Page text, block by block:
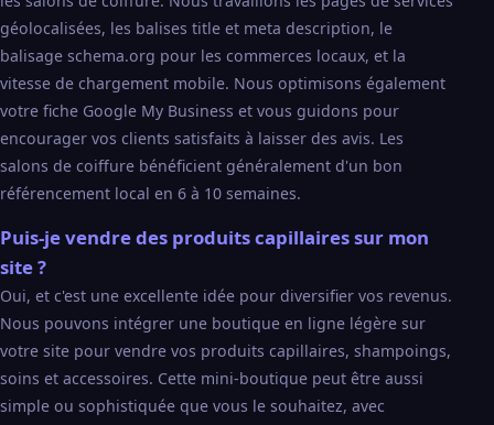
géolocalisées, les balises title et meta description, le
balisage schema.org pour les commerces locaux, et la
vitesse de chargement mobile. Nous optimisons également
votre fiche Google My Business et vous guidons pour
encourager vos clients satisfaits à laisser des avis. Les
salons de coiffure bénéficient généralement d'un bon
référencement local en 6 à 10 semaines.
Puis-je vendre des produits capillaires sur mon
site ?
Oui, et c'est une excellente idée pour diversifier vos revenus.
Nous pouvons intégrer une boutique en ligne légère sur
votre site pour vendre vos produits capillaires, shampoings,
soins et accessoires. Cette mini-boutique peut être aussi
simple ou sophistiquée que vous le souhaitez, avec